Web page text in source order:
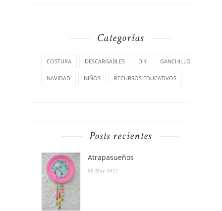
Categorías
COSTURA DESCARGABLES DIY GANCHILLO
NAVIDAD NIÑOS RECURSOS EDUCATIVOS
Posts recientes
Atrapasueños
05 May 2022